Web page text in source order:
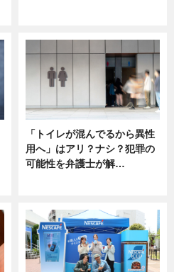
「トイレが混んでるから異性
用へ」はアリ？ナシ？犯罪の
可能性を弁護士が解…